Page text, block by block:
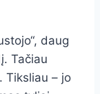
daug
Tačiau
Tiksliau – jo